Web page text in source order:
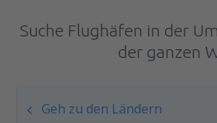
Suche Flughäfen in der
der ganzen
Geh zu den Ländern